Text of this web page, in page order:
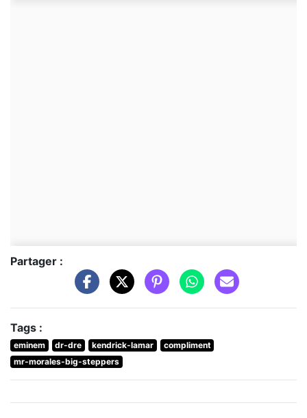
Partager :
Tags :
eminem dr-dre kendrick-lamar
compliment
mr-morales-big-steppers